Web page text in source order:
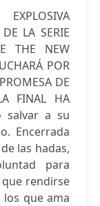
LA SERIE
THE NEW
POR
DE
FINAL HA
salvar a su
Encerrada
las hadas,
para
rendirse
que ama